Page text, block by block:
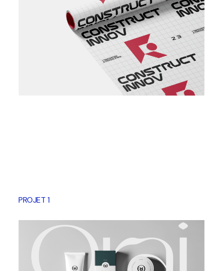
PROJET 1